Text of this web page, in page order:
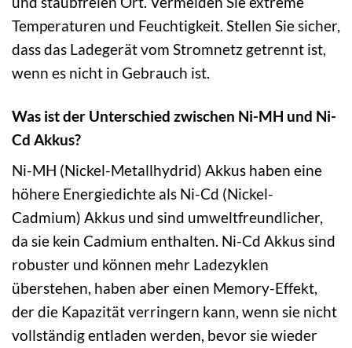
Temperaturen und Feuchtigkeit. Stellen Sie sicher,
dass das Ladegerät vom Stromnetz getrennt ist,
wenn es nicht in Gebrauch ist.
Was ist der Unterschied zwischen Ni-MH und Ni-
Cd Akkus?
Ni-MH (Nickel-Metallhydrid) Akkus haben eine
höhere Energiedichte als Ni-Cd (Nickel-
Cadmium) Akkus und sind umweltfreundlicher,
da sie kein Cadmium enthalten. Ni-Cd Akkus sind
robuster und können mehr Ladezyklen
überstehen, haben aber einen Memory-Effekt,
der die Kapazität verringern kann, wenn sie nicht
vollständig entladen werden, bevor sie wieder